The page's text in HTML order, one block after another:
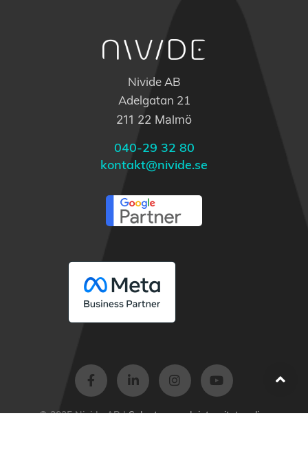
Nivide AB
Adelgatan 21
211 22 Malmö
040-29 32 80
kontakt@nivide.se
© 2025 Nivide AB |Sekretess- och integritetspolicy